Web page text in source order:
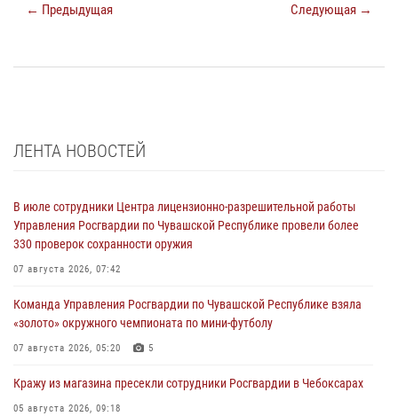
← Предыдущая Следующая →
ЛЕНТА НОВОСТЕЙ
В июле сотрудники Центра лицензионно-разрешительной работы
Управления Росгвардии по Чувашской Республике провели более
330 проверок сохранности оружия
07 августа 2026, 07:42
Команда Управления Росгвардии по Чувашской Республике взяла
«золото» окружного чемпионата по мини-футболу
07 августа 2026, 05:20 5
Кражу из магазина пресекли сотрудники Росгвардии в Чебоксарах
05 августа 2026, 09:18